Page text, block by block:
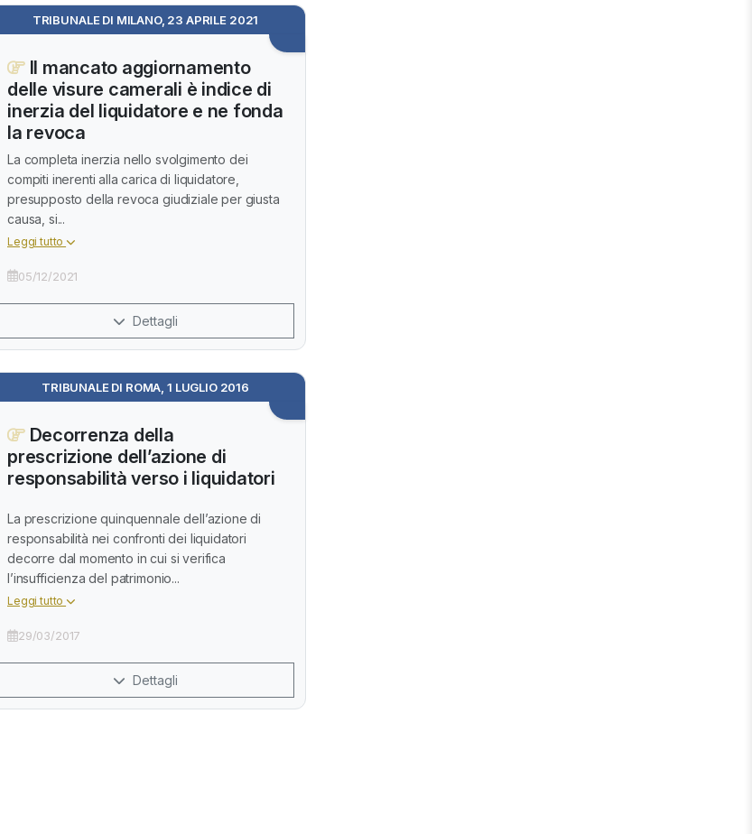
TRIBUNALE DI MILANO, 23 APRILE 2021
Il mancato aggiornamento
delle visure camerali è indice di
inerzia del liquidatore e ne fonda
la revoca
La completa inerzia nello svolgimento dei
compiti inerenti alla carica di liquidatore,
presupposto della revoca giudiziale per giusta
causa, si...
Leggi tutto
05/12/2021
Dettagli
TRIBUNALE DI ROMA, 1 LUGLIO 2016
Decorrenza della
prescrizione dell’azione di
responsabilità verso i liquidatori
La prescrizione quinquennale dell’azione di
responsabilità nei confronti dei liquidatori
decorre dal momento in cui si verifica
l’insufficienza del patrimonio...
Leggi tutto
29/03/2017
Dettagli